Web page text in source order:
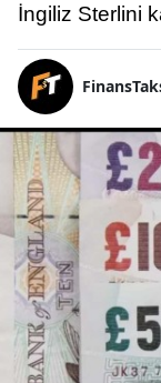
İngiliz Sterlini